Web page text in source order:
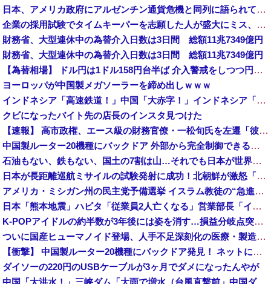
日本、アメリカ政府にアルゼンチン通貨危機と同列に語られてしまうwwwwwwもうすでに158円に戻る
企業の採用試験でタイムキーパーを志願した人が盛大にミス、グループは険悪になりタイムアップとなったが……
財務省、大型連休中の為替介入日数は3日間 総額11兆7349億円
財務省、大型連休中の為替介入日数は3日間 総額11兆7349億円
【為替相場】 ドル円は1ドル158円台半ば 介入警戒をしつつ円売りが続行
ヨーロッパが中国製メガソーラーを締め出しｗｗｗ
インドネシア「高速鉄道！」中国「大赤字！」インドネシア「運営会社の株式購入！（負債対策」中国「はい（巨額負債」インドネシア「700km延伸計画！（実質中止」→
クビになったバイト先の店長のインスタ見つけた
【速報】 高市政権、エース級の財務官僚・一松旬氏を左遷「彼は協力的でなかった」財務省の言いなりではないことが判明
中国製ルーター20機種にバックドア 外部から完全制御できる機能が仕込まれていた
石油もない、鉄もない、国土の7割は山…それでも日本が世界屈指の経済大国になれた「勤勉さ」以外の勝因！
日本が長距離巡航ミサイルの試験発射に成功！北朝鮮が激怒「日本が戦争国家になろうとしている」「絶対に傍観しない、必ず後悔させる」
アメリカ・ミシガン州の民主党予備選挙 イスラム教徒の“急進左派”候補が勝利確実に⋯トランプ氏は批判
日本「熊本地震」ハビタ「従業員2人亡くなる」営業部長「イオンのスタッフに制止されなかった」日本「部長が連絡後の店員行動を証言（謎」イオン「再入館可能の事実ない」→
K-POPアイドルの約半数が3年後には姿を消す…損益分岐点突破は4％未満
ついに国産ヒューマノイド登場、人手不足深刻化の医療・製造現場などでの活用想定！
【衝撃】 中国製ルーター20機種にバックドア発見！ ネットに繋ぐだけで35秒ごとに中国のサーバーと通信
ダイソーの220円のUSBケーブルが3ヶ月でダメになったんやが
中国「大洪水！」三峡ダム「大雨で増水（台風直撃前」中国ダム「緊急放流！」中国鉄道「列車が走行中に流される」中国避難所「支援物資は有料です」謎の勢力「え」→